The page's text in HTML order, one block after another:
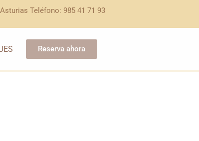
Teléfono: 985 41 71 93
Reserva ahora